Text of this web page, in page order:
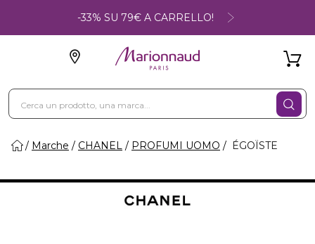
-33% SU 79€ A CARRELLO!
Marche CHANEL PROFUMI UOMO ÉGOÏSTE